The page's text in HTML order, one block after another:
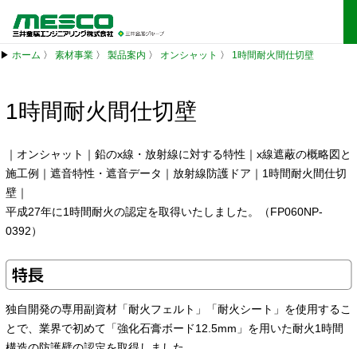
▶ ホーム 〉 素材事業 〉 製品案内 〉 オンシャット 〉 1時間耐火間仕切壁
1時間耐火間仕切壁
｜ オンシャット ｜ 鉛のx線・放射線に対する特性 ｜ x線遮蔽の概略図と
施工例 ｜ 遮音特性・遮音データ ｜ 放射線防護ドア ｜ 1時間耐火間仕切
壁｜
平成27年に1時間耐火の認定を取得いたしました。（FP060NP-
0392）
特長
独自開発の専用副資材「耐火フェルト」「耐火シート」を使用するこ
とで、業界で初めて「強化石膏ボード12.5mm」を用いた耐火1時間